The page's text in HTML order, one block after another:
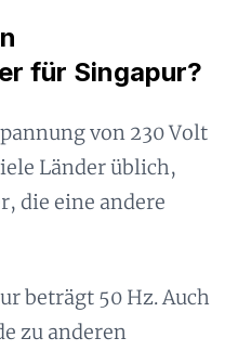
für Singapur?
von 230 Volt
Länder üblich,
die eine andere
beträgt 50 Hz. Auch
zu anderen